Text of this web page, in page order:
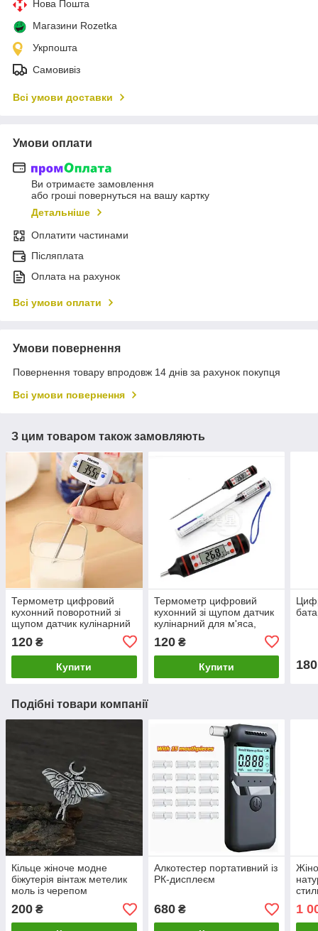
Нова Пошта
Магазини Rozetka
Укрпошта
Самовивіз
Всі умови доставки
Умови оплати
Ви отримаєте замовлення
або гроші повернуться на вашу картку
Детальніше
Оплатити частинами
Післяплата
Оплата на рахунок
Всі умови оплати
Умови повернення
Повернення товару впродовж 14 днів за рахунок покупця
Всі умови повернення
З цим товаром також замовляють
Термометр цифровий
кухонний поворотний зі
щупом датчик кулінарний
для м'яса, кухні, шашлику
120 ₴
Купити
Термометр цифровий
кухонний зі щупом датчик
кулінарний для м'яса,
120₴
Купити 180
Подібні товари компанії
Кільце жіноче модне
біжутерія вінтаж метелик
моль із черепом
200 ₴
Алкотестер портативний із
РК-дисплеєм
680₴ 1